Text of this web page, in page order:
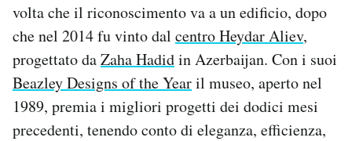
Notifiche mobile
Regala il Post
Hai bisogno di aiuto?
volta che il riconoscimento va a un edificio, dopo
che nel 2014 fu vinto dal centro Heydar Aliev,
progettato daZaha Hadidin Azerbaijan. Con i suoi
Beazley Designs of the Yearil museo, aperto nel
1989, premia i migliori progetti dei dodici mesi
precedenti, tenendo conto di eleganza, efficienza,